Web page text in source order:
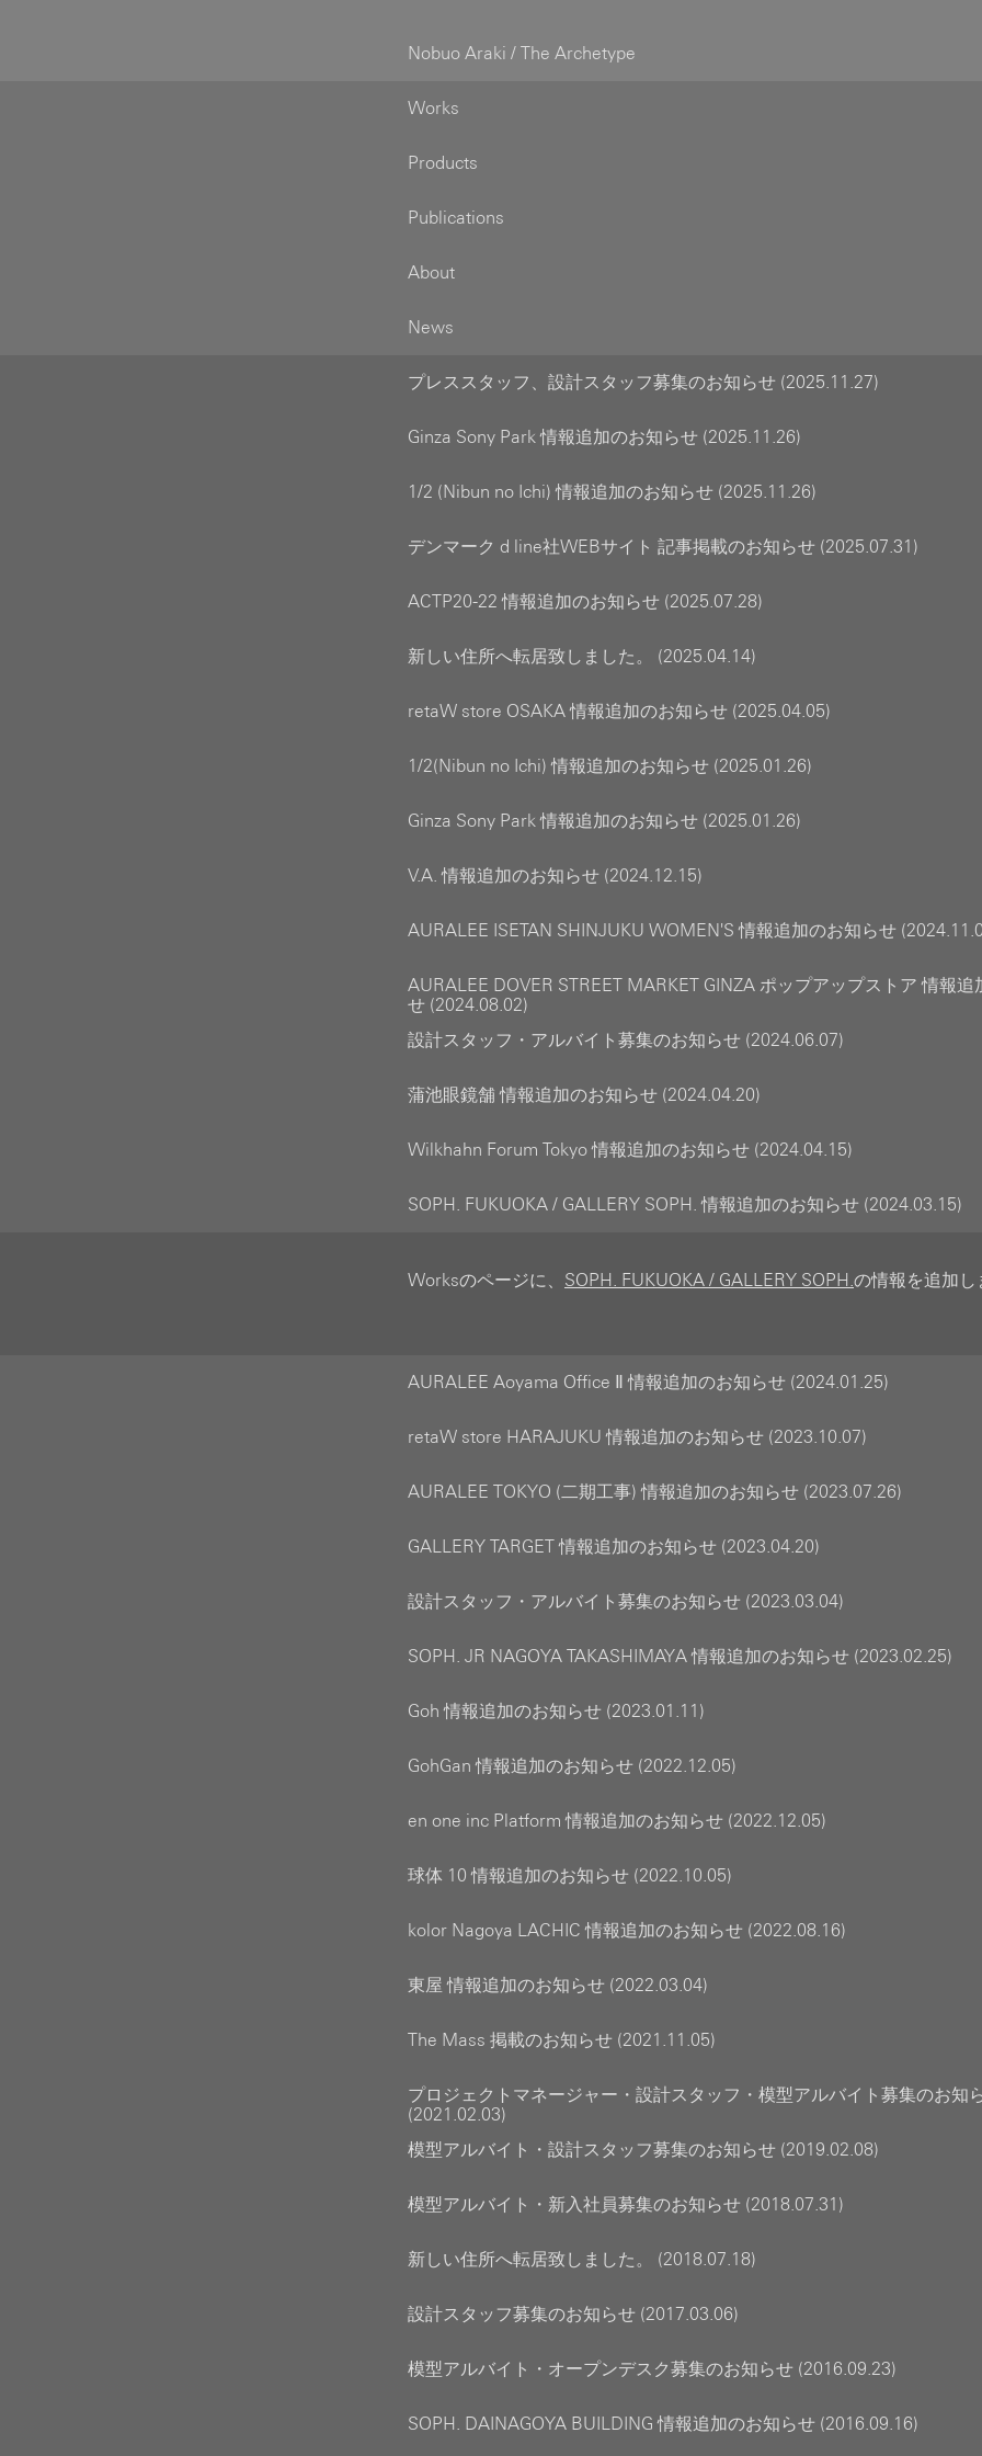
Nobuo Araki / The Archetype
Works
Products
Publications
About
News
プレススタッフ、設計スタッフ募集のお知らせ (2025.11.27)
Ginza Sony Park 情報追加のお知らせ (2025.11.26)
1/2 (Nibun no Ichi) 情報追加のお知らせ (2025.11.26)
デンマーク d line社WEBサイト 記事掲載のお知らせ (2025.07.31)
ACTP20-22 情報追加のお知らせ (2025.07.28)
新しい住所へ転居致しました。 (2025.04.14)
retaW store OSAKA 情報追加のお知らせ (2025.04.05)
1/2(Nibun no Ichi) 情報追加のお知らせ (2025.01.26)
Ginza Sony Park 情報追加のお知らせ (2025.01.26)
V.A. 情報追加のお知らせ (2024.12.15)
AURALEE ISETAN SHINJUKU WOMEN'S 情報追加のお知らせ
AURALEE DOVER STREET MARKET GINZA ポップアップストア 情報追
せ (2024.08.02)
設計スタッフ・アルバイト募集のお知らせ (2024.06.07)
蒲池眼鏡舗 情報追加のお知らせ (2024.04.20)
Wilkhahn Forum Tokyo 情報追加のお知らせ (2024.04.15)
SOPH. FUKUOKA / GALLERY SOPH. 情報追加のお知らせ (2024.03.15)
Worksのページに、 SOPH. FUKUOKA / GALLERY SOPH.の情報を追加し
AURALEE Aoyama Office Ⅱ 情報追加のお知らせ (2024.01.25)
retaW store HARAJUKU 情報追加のお知らせ (2023.10.07)
AURALEE TOKYO (二期工事) 情報追加のお知らせ (2023.07.26)
GALLERY TARGET 情報追加のお知らせ (2023.04.20)
設計スタッフ・アルバイト募集のお知らせ (2023.03.04)
SOPH. JR NAGOYA TAKASHIMAYA 情報追加のお知らせ (2023.02.25)
Goh 情報追加のお知らせ (2023.01.11)
GohGan 情報追加のお知らせ (2022.12.05)
en one inc Platform 情報追加のお知らせ (2022.12.05)
球体 10 情報追加のお知らせ (2022.10.05)
kolor Nagoya LACHIC 情報追加のお知らせ (2022.08.16)
東屋 情報追加のお知らせ (2022.03.04)
The Mass 掲載のお知らせ (2021.11.05)
プロジェクトマネージャー・設計スタッフ・模型アルバイト募集のお知
(2021.02.03)
模型アルバイト・設計スタッフ募集のお知らせ (2019.02.08)
模型アルバイト・新入社員募集のお知らせ (2018.07.31)
新しい住所へ転居致しました。 (2018.07.18)
設計スタッフ募集のお知らせ (2017.03.06)
模型アルバイト・オープンデスク募集のお知らせ (2016.09.23)
SOPH. DAINAGOYA BUILDING 情報追加のお知らせ (2016.09.16)